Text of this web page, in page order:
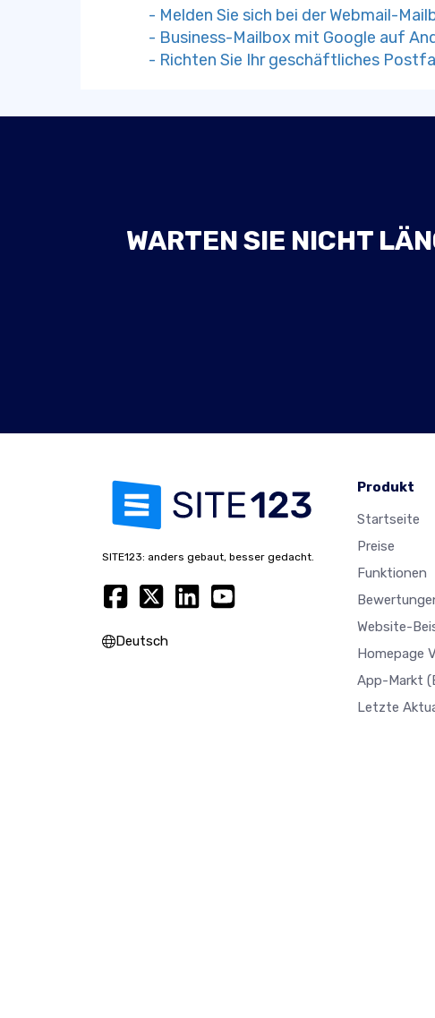
- Melden Sie sich bei der Webmail-
- Business-Mailbox mit Google auf
- Richten Sie Ihr geschäftliches
WARTEN SIE NICHT
SITE123: anders gebaut, besser gedacht.
Deutsch
Produkt
Startseite
Preise
Funktionen
Website-
Homepage
App-Markt
Letzte